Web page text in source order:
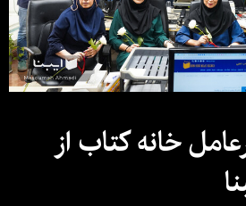
خانه کتاب از